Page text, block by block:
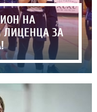
НА
ЛИЦЕНЦА ЗА